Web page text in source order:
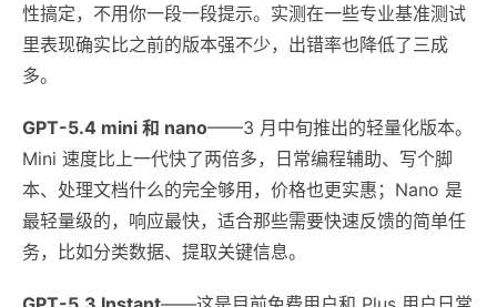
性搞定，不用你一段一段提示。实测在一些专业基准测试
里表现确实比之前的版本强不少，出错率也降低了三成
多。
GPT-5.4 mini 和 nano——3 月中旬推出的轻量化版本。
Mini 速度比上一代快了两倍多，日常编程辅助、写个脚
本、处理文档什么的完全够用，价格也更实惠；Nano 是
最轻量级的，响应最快，适合那些需要快速反馈的简单任
务，比如分类数据、提取关键信息。